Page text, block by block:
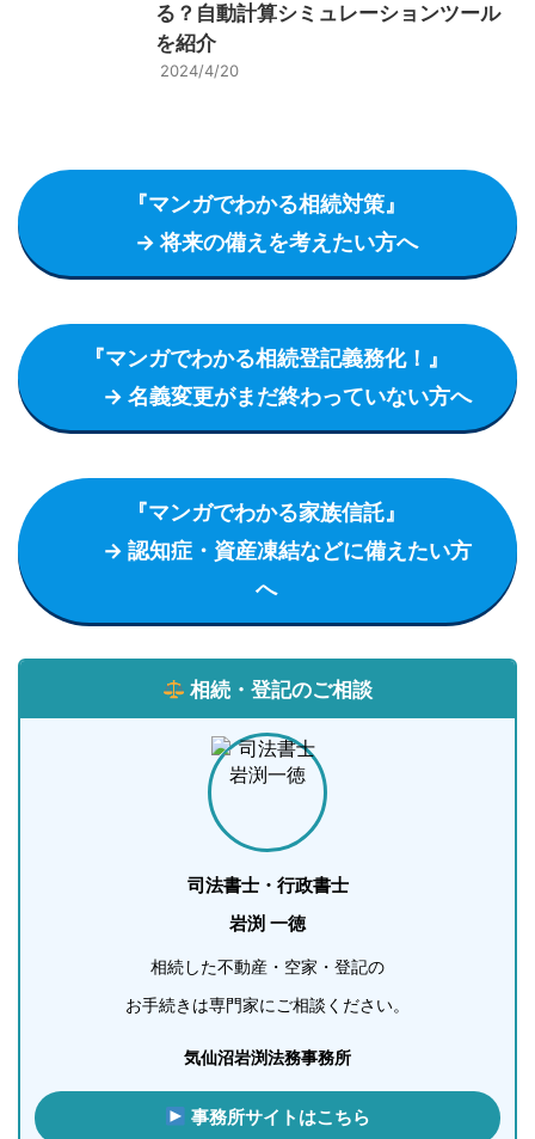
る？自動計算シミュレーションツール
を紹介
2024/4/20
『マンガでわかる相続対策』
→ 将来の備えを考えたい方へ
『マンガでわかる相続登記義務化！』
→ 名義変更がまだ終わっていない方へ
『マンガでわかる家族信託』
→ 認知症・資産凍結などに備えたい方
へ
相続・登記のご相談
司法書士・行政書士
岩渕 一徳
相続した不動産・空家・登記の
お手続きは専門家にご相談ください。
気仙沼岩渕法務事務所
事務所サイトはこちら